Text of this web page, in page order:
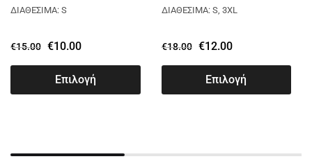
ΔΙΑΘΕΣΙΜΑ: S
€15.00 €10.00
Επιλογή
ΔΙΑΘΕΣΙΜΑ: S, 3XL
€18.00 €12.00
Επιλογή